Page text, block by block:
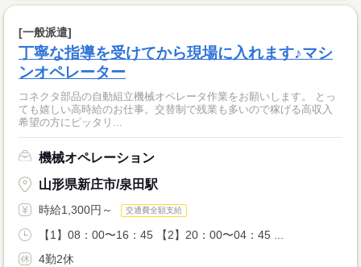
[一般派遣]
丁寧な指導を受けてから現場に入れます♪マシ
ンオペレーター
コネクタ部品の自動組立機械オペレータ作業をお願いします。 とっ
ても嬉しい高時給のお仕事。交替制で残業も多いので稼げる高収入
希望の方にピッタリ...
機械オペレーション
山形県新庄市/泉田駅
時給1,300円～ 交通費全額支給
【1】08：00〜16：45 【2】20：00〜04：45 ...
4勤2休